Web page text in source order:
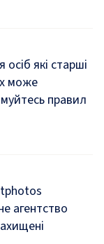
які старші
може
правил
агентство